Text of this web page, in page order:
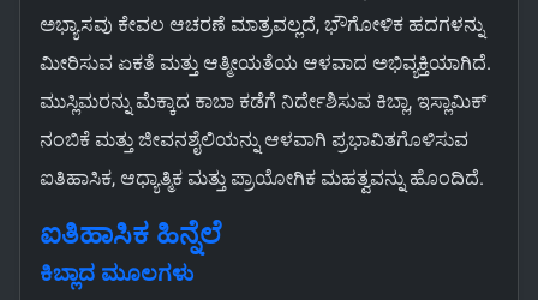
ಅಭ್ಯಾಸವು ಕೇವಲ ಆಚರಣೆ ಮಾತ್ರವಲ್ಲದೆ, ಭೌಗೋಳಿಕ ಹದಗಳನ್ನು
ಮೀರಿಸುವ ಏಕತೆ ಮತ್ತು ಆತ್ಮೀಯತೆಯ ಆಳವಾದ ಅಭಿವ್ಯಕ್ತಿಯಾಗಿದೆ.
ಮುಸ್ಲಿಮರನ್ನು ಮೆಕ್ಕಾದ ಕಾಬಾ ಕಡೆಗೆ ನಿರ್ದೇಶಿಸುವ ಕಿಬ್ಲಾ, ಇಸ್ಲಾಮಿಕ್
ನಂಬಿಕೆ ಮತ್ತು ಜೀವನಶೈಲಿಯನ್ನು ಆಳವಾಗಿ ಪ್ರಭಾವಿತಗೊಳಿಸುವ
ಐತಿಹಾಸಿಕ, ಆಧ್ಯಾತ್ಮಿಕ ಮತ್ತು ಪ್ರಾಯೋಗಿಕ ಮಹತ್ವವನ್ನು ಹೊಂದಿದೆ.
ಐತಿಹಾಸಿಕ ಹಿನ್ನೆಲೆ
ಕಿಬ್ಲಾದ ಮೂಲಗಳು